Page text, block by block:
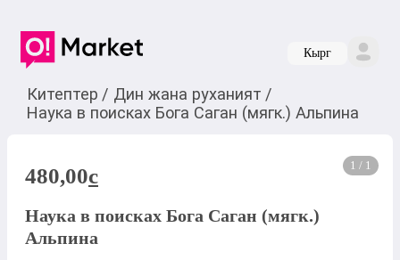
Кырг
Китептер / Дин жана руханият /
Наука в поисках Бога Саган (мягк.) Альпина
1 / 1
480,00c
Наука в поисках Бога Саган (мягк.)
Альпина